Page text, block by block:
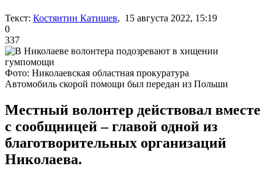
Текст: Костянтин Катишев, 15 августа 2022, 15:19
0
337
Фото: Николаевская областная прокуратура
Автомобиль скорой помощи был передан из Польши
Местный волонтер действовал вместе
с сообщницей – главой одной из
благотворительных организаций
Николаева.